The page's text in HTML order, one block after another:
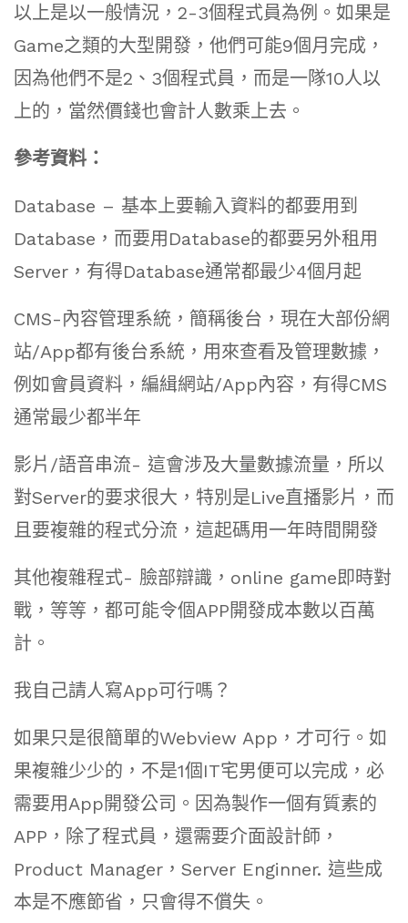
以上是以一般情況，2-3個程式員為例。如果是
Game之類的大型開發，他們可能9個月完成，
因為他們不是2、3個程式員，而是一隊10人以
上的，當然價錢也會計人數乘上去。
參考資料：
Database – 基本上要輸入資料的都要用到
Database，而要用Database的都要另外租用
Server，有得Database通常都最少4個月起
CMS-內容管理系統，簡稱後台，現在大部份網
站/App都有後台系統，用來查看及管理數據，
例如會員資料，編緝網站/App內容，有得CMS
通常最少都半年
影片/語音串流- 這會涉及大量數據流量，所以
對Server的要求很大，特別是Live直播影片，而
且要複雜的程式分流，這起碼用一年時間開發
其他複雜程式- 臉部辯識，online game即時對
戰，等等，都可能令個APP開發成本數以百萬
計。
我自己請人寫App可行嗎？
如果只是很簡單的Webview App，才可行。如
果複雜少少的，不是1個IT宅男便可以完成，必
需要用App開發公司。因為製作一個有質素的
APP，除了程式員，還需要介面設計師，
Product Manager，Server Enginner. 這些成
本是不應節省，只會得不償失。